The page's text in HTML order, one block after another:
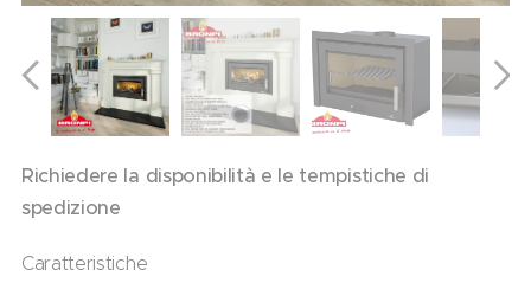
Richiedere la disponibilità e le tempistiche di
spedizione
Caratteristiche